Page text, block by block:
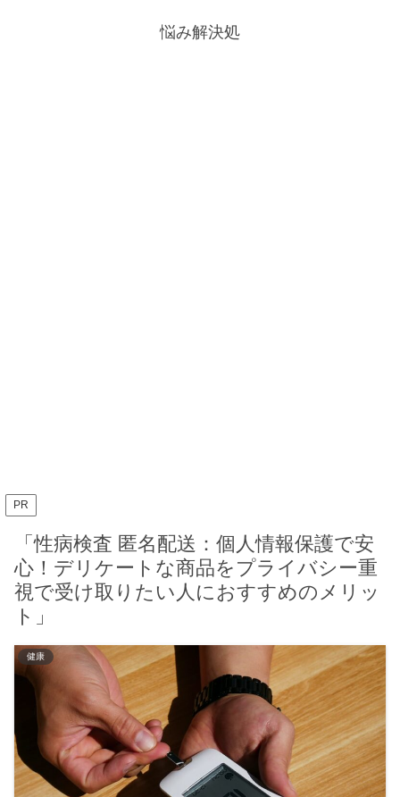
悩み解決処
PR
「性病検査 匿名配送：個人情報保護で安
心！デリケートな商品をプライバシー重
視で受け取りたい人におすすめのメリッ
ト」
健康